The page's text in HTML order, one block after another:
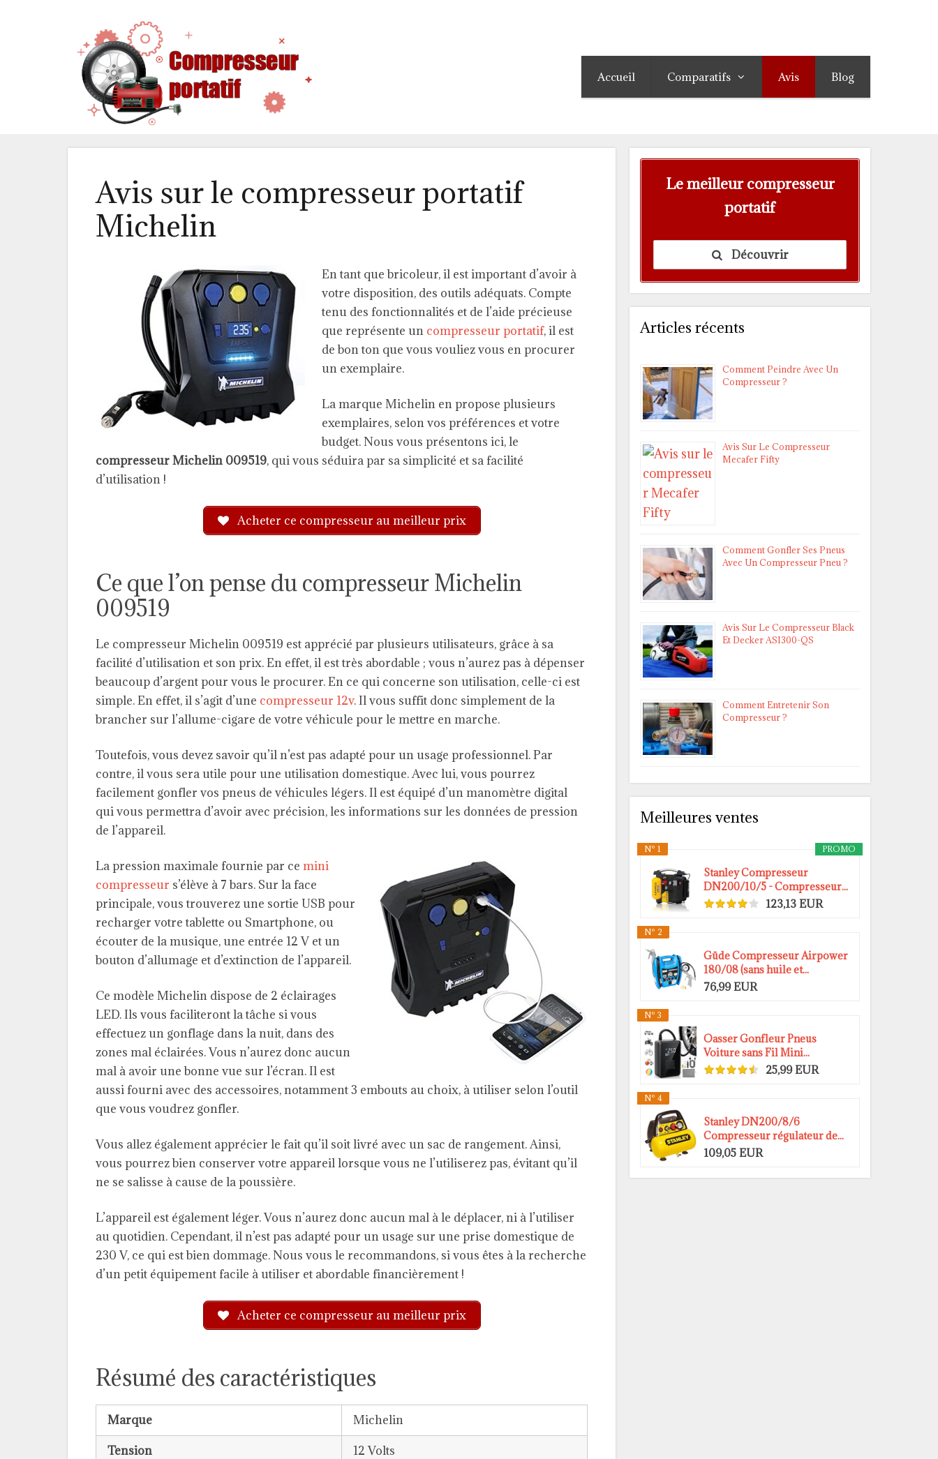
Accueil Comparatifs Avis Blog
Avis sur le compresseur portatif
Michelin
En tant que bricoleur, il est important d’avoir à
votre disposition, des outils adéquats. Compte
tenu des fonctionnalités et de l’aide précieuse
que représente un compresseur portatif, il est
de bon ton que vous vouliez vous en procurer
un exemplaire.
La marque Michelin en propose plusieurs
exemplaires, selon vos préférences et votre
budget. Nous vous présentons ici, le
compresseur Michelin 009519, qui vous séduira par sa simplicité et sa facilité
d’utilisation !
Acheter ce compresseur au meilleur prix
Ce que l’on pense du compresseur Michelin
009519
Le compresseur Michelin 009519 est apprécié par plusieurs utilisateurs, grâce à sa
facilité d’utilisation et son prix. En effet, il est très abordable ; vous n’aurez pas à dépenser
beaucoup d’argent pour vous le procurer. En ce qui concerne son utilisation, celle-ci est
simple. En effet, il s’agit d’une compresseur 12v. Il vous suffit donc simplement de la
brancher sur l’allume-cigare de votre véhicule pour le mettre en marche.
Toutefois, vous devez savoir qu’il n’est pas adapté pour un usage professionnel. Par
contre, il vous sera utile pour une utilisation domestique. Avec lui, vous pourrez
facilement gonfler vos pneus de véhicules légers. Il est équipé d’un manomètre digital
qui vous permettra d’avoir avec précision, les informations sur les données de pression
de l’appareil.
La pression maximale fournie par ce mini
compresseur s’élève à 7 bars. Sur la face
principale, vous trouverez une sortie USB pour
recharger votre tablette ou Smartphone, ou
écouter de la musique, une entrée 12 V et un
bouton d’allumage et d’extinction de l’appareil.
Ce modèle Michelin dispose de 2 éclairages
LED. Ils vous faciliteront la tâche si vous
effectuez un gonflage dans la nuit, dans des
zones mal éclairées. Vous n’aurez donc aucun
mal à avoir une bonne vue sur l’écran. Il est
aussi fourni avec des accessoires, notamment 3 embouts au choix, à utiliser selon l’outil
que vous voudrez gonfler.
Vous allez également apprécier le fait qu’il soit livré avec un sac de rangement. Ainsi,
vous pourrez bien conserver votre appareil lorsque vous ne l’utiliserez pas, évitant qu’il
ne se salisse à cause de la poussière.
L’appareil est également léger. Vous n’aurez donc aucun mal à le déplacer, ni à l’utiliser
au quotidien. Cependant, il n’est pas adapté pour un usage sur une prise domestique de
230 V, ce qui est bien dommage. Nous vous le recommandons, si vous êtes à la recherche
d’un petit équipement facile à utiliser et abordable financièrement !
Acheter ce compresseur au meilleur prix
Résumé des caractéristiques
Marque
Michelin
Tension
12 Volts
Le meilleur compresseur
portatif
Découvrir
Articles récents
Comment Peindre Avec Un
Compresseur ?
Avis Sur Le Compresseur
Mecafer Fifty
Comment Gonfler Ses Pneus
Avec Un Compresseur Pneu ?
Avis Sur Le Compresseur Black
Et Decker ASI300-QS
Comment Entretenir Son
Compresseur ?
Meilleures ventes
PROMO
N° 1
Stanley Compresseur
DN200/10/5 - Compresseur...
123,13 EUR
N° 2
Güde Compresseur Airpower
180/08 (sans huile et...
76,99 EUR
N° 3
Oasser Gonfleur Pneus
Voiture sans Fil Mini...
25,99 EUR
N° 4
Stanley DN200/8/6
Compresseur régulateur de...
109,05 EUR